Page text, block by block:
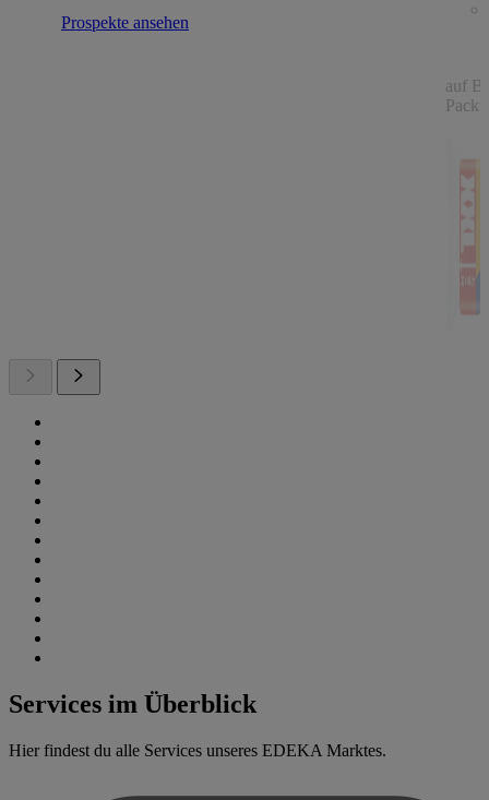
Prospekte ansehen
auf
Services im Überblick
Hier findest du alle Services unseres EDEKA Marktes.